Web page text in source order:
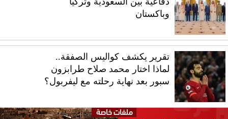
وباكستان
تقرير يكشف كواليس الصفقة..
لماذا اختار محمد صلاح طرابزون
سبور بعد نهاية رحلته مع ليفربول؟